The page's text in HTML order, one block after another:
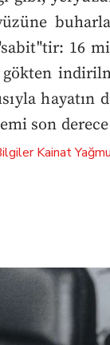
16
hayatın
son
Kainat